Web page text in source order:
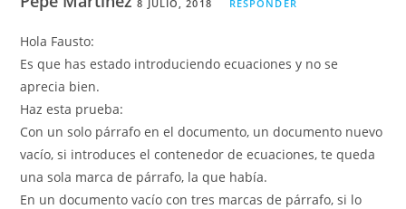
8 JULIO, 2018 RESPONDER
Hola Fausto:
Es que has estado introduciendo ecuaciones y no se
aprecia bien.
Haz esta prueba:
Con un solo párrafo en el documento, un documento nuevo
vacío, si introduces el contenedor de ecuaciones, te queda
una sola marca de párrafo, la que había.
En un documento vacío con tres marcas de párrafo, si lo